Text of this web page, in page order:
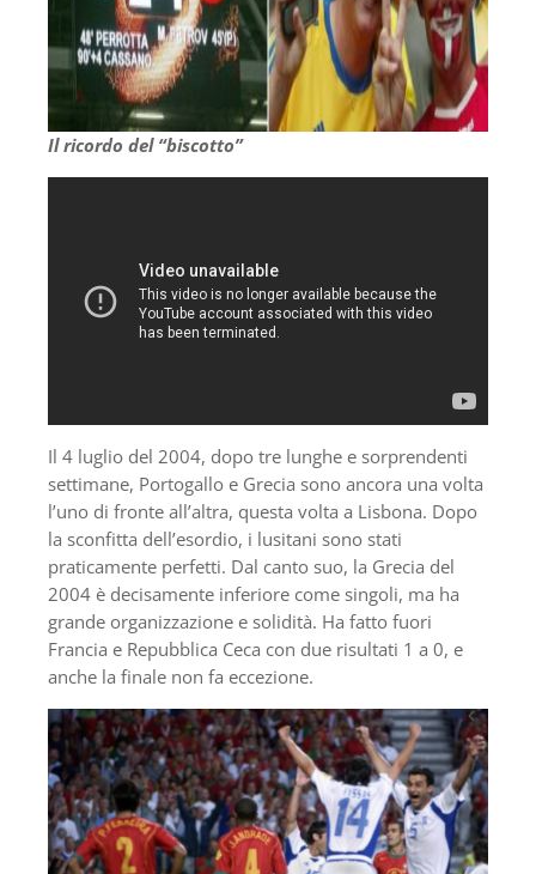
Il ricordo del “biscotto”
Il 4 luglio del 2004, dopo tre lunghe e sorprendenti
settimane, Portogallo e Grecia sono ancora una volta
l’uno di fronte all’altra, questa volta a Lisbona. Dopo
la sconfitta dell’esordio, i lusitani sono stati
praticamente perfetti. Dal canto suo, la Grecia del
2004 è decisamente inferiore come singoli, ma ha
grande organizzazione e solidità. Ha fatto fuori
Francia e Repubblica Ceca con due risultati 1 a 0, e
anche la finale non fa eccezione.